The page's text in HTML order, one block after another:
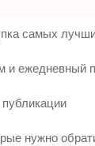
самых
и ежедневный
нужно